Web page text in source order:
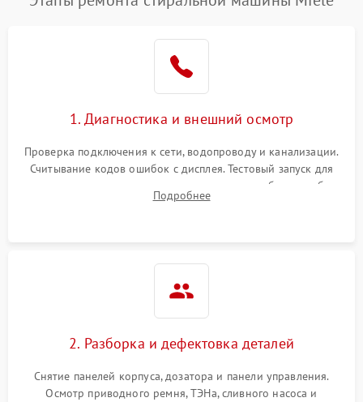
1. Диагностика и внешний осмотр
Проверка подключения к сети, водопроводу и канализации.
Считывание кодов ошибок с дисплея. Тестовый запуск для
выявления посторонних шумов, протечек или сбоев в работе
электронного модуля управления.
Подробнее
2. Разборка и дефектовка деталей
Снятие панелей корпуса, дозатора и панели управления.
Осмотр приводного ремня, ТЭНа, сливного насоса и